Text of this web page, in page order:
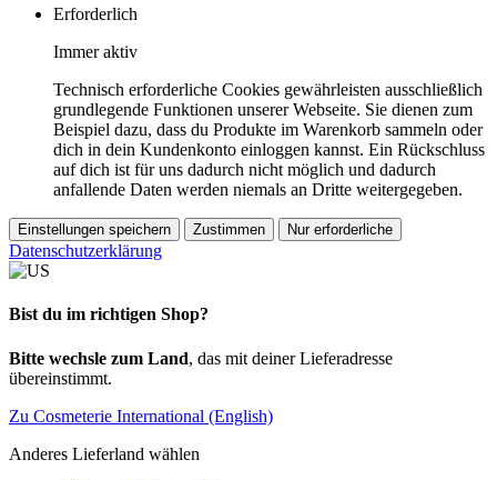
Erforderlich
Immer aktiv
Technisch erforderliche Cookies gewährleisten ausschließlich
grundlegende Funktionen unserer Webseite. Sie dienen zum
Beispiel dazu, dass du Produkte im Warenkorb sammeln oder
dich in dein Kundenkonto einloggen kannst. Ein Rückschluss
auf dich ist für uns dadurch nicht möglich und dadurch
anfallende Daten werden niemals an Dritte weitergegeben.
Einstellungen speichern Zustimmen Nur erforderliche
Datenschutzerklärung
Bist du im richtigen Shop?
Bitte wechsle zum Land, das mit deiner Lieferadresse
übereinstimmt.
Zu Cosmeterie International (English)
Anderes Lieferland wählen